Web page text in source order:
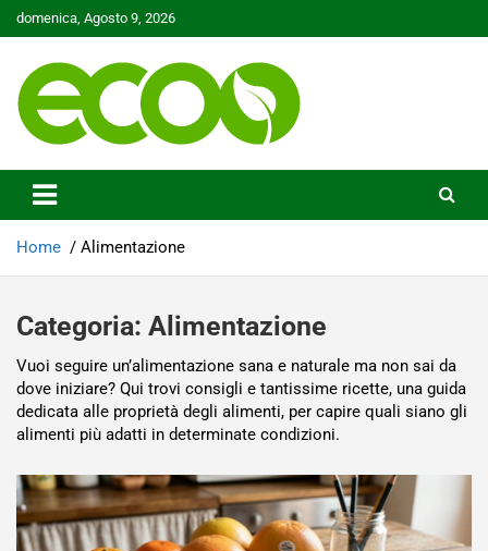
Skip
to
domenica, Agosto 9, 2026
Ecoo.it
Home Alimentazione
Categoria: Alimentazione
Vuoi seguire un’alimentazione sana e naturale ma non sai da
dove iniziare? Qui trovi consigli e tantissime ricette, una guida
dedicata alle proprietà degli alimenti, per capire quali siano gli
alimenti più adatti in determinate condizioni.